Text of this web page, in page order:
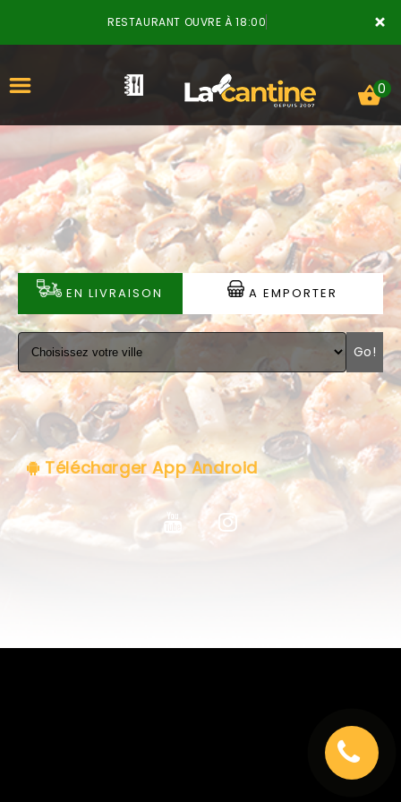
×
RESTAURANT OUVRE À 18:00
ACCUEIL
LA CARTE
VOTRE COMPTE
NOTRE RESTAURANT
VOS AVIS
MENTIONS LÉGALES
C.G.V
0
EN LIVRAISON A EMPORTER
Go!
Télécharger App Android